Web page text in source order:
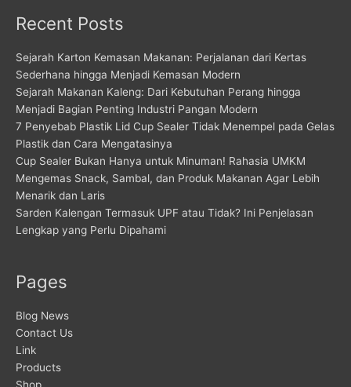
Recent Posts
Sejarah Karton Kemasan Makanan: Perjalanan dari Kertas
Sederhana hingga Menjadi Kemasan Modern
Sejarah Makanan Kaleng: Dari Kebutuhan Perang hingga
Menjadi Bagian Penting Industri Pangan Modern
7 Penyebab Plastik Lid Cup Sealer Tidak Menempel pada Gelas
Plastik dan Cara Mengatasinya
Cup Sealer Bukan Hanya untuk Minuman! Rahasia UMKM
Mengemas Snack, Sambal, dan Produk Makanan Agar Lebih
Menarik dan Laris
Sarden Kalengan Termasuk UPF atau Tidak? Ini Penjelasan
Lengkap yang Perlu Dipahami
Pages
Blog News
Contact Us
Link
Products
Shop